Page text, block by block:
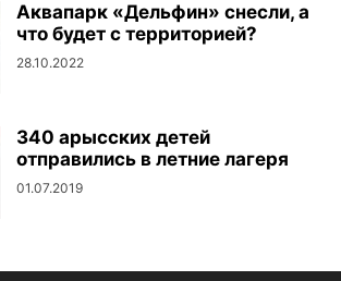
Аквапарк «Дельфин» снесли, а
что будет с территорией?
28.10.2022
340 арысских детей
отправились в летние лагеря
01.07.2019